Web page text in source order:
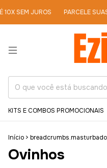
JUROS PARCELE SUAS
KITS E COMBOS PROMOCIONAIS
Início >
Ovinhos